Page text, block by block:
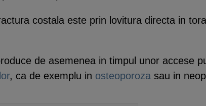
costala este prin lovitura directa in
de asemenea in timpul unor accese
, ca de exemplu in osteoporoza sau in